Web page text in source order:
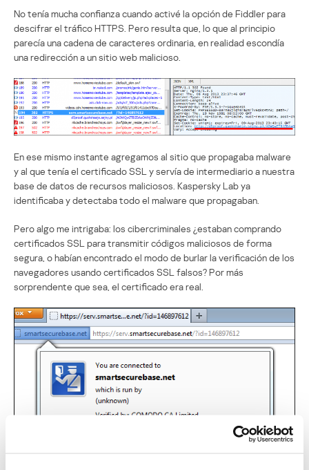
No tenía mucha confianza cuando activé la opción de Fiddler para
descifrar el tráfico HTTPS. Pero resulta que, lo que al principio
parecía una cadena de caracteres ordinaria, en realidad escondía
una redirección a un sitio web malicioso.
En ese mismo instante agregamos al sitio que propagaba malware
y al que tenía el certificado SSL y servía de intermediario a nuestra
base de datos de recursos maliciosos. Kaspersky Lab ya
identificaba y detectaba todo el malware que propagaban.
Pero algo me intrigaba: los cibercriminales ¿estaban comprando
certificados SSL para transmitir códigos maliciosos de forma
segura, o habían encontrado el modo de burlar la verificación de los
navegadores usando certificados SSL falsos? Por más
sorprendente que sea, el certificado era real.